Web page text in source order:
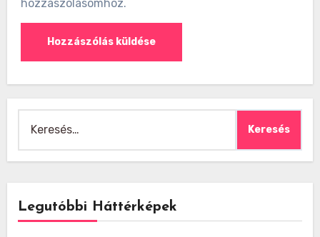
hozzászólásomhoz.
Legutóbbi Háttérképek